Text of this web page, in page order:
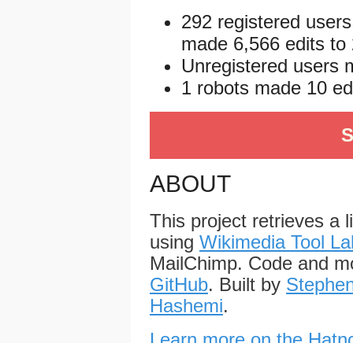
292 registered
made 6,566 edits to
Unregistered users
1 robots made 10
ABOUT
This project retrieves a
using Wikimedia Tool
MailChimp. Code and
GitHub. Built by
Hashemi.